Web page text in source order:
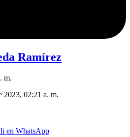
Ramírez
m.
2023, 02:21 a. m.
en WhatsApp